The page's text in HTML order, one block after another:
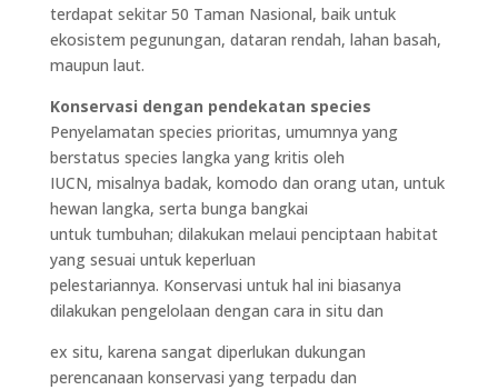
terdapat sekitar 50 Taman Nasional, baik untuk
ekosistem pegunungan, dataran rendah, lahan basah,
maupun laut.
Konservasi dengan pendekatan species
Penyelamatan species prioritas, umumnya yang
berstatus species langka yang kritis oleh
IUCN, misalnya badak, komodo dan orang utan, untuk
hewan langka, serta bunga bangkai
untuk tumbuhan; dilakukan melaui penciptaan habitat
yang sesuai untuk keperluan
pelestariannya. Konservasi untuk hal ini biasanya
dilakukan pengelolaan dengan cara in situ dan
ex situ, karena sangat diperlukan dukungan
perencanaan konservasi yang terpadu dan